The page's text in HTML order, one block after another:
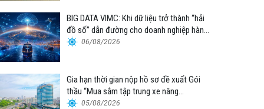
BIG DATA VIMC: Khi dữ liệu trở thành “hải
đồ số” dẫn đường cho doanh nghiệp hàng
hải 06/08/2026
Gia hạn thời gian nộp hồ sơ đề xuất Gói
thầu “Mua sắm tập trung xe nâng
container thuộc Tổng công ty Hàng hải
05/08/2026